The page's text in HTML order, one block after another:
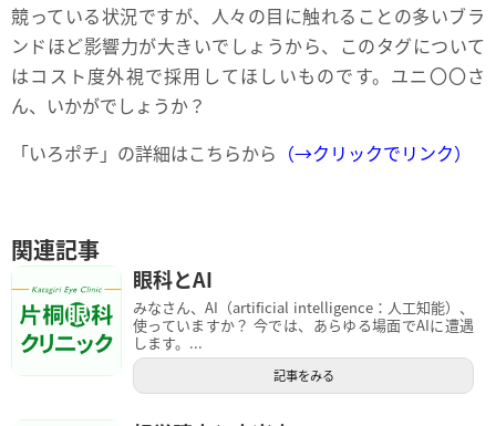
競っている状況ですが、人々の目に触れることの多いブラ
ンドほど影響力が大きいでしょうから、このタグについて
はコスト度外視で採用してほしいものです。ユニ〇〇さ
ん、いかがでしょうか？
「いろポチ」の詳細はこちらから （→クリックでリンク）
関連記事
眼科とAI
みなさん、AI（artificial intelligence：人工知能）、
使っていますか？ 今では、あらゆる場面でAIに遭遇
します。...
記事をみる